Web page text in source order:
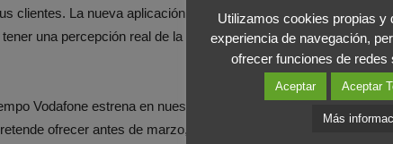
clientes. La nueva aplicación, basada en el Big Data, permitirá
una percepción real de la experiencia de uso del servicio
Vodafone estrena en nuestro país el pago por móvil a través
ofrecer antes de marzo, un servicio para habilitar los
Utilizamos cookies propias y
experiencia de navegación,
ofrecer funciones de
Aceptar Aceptar
Más